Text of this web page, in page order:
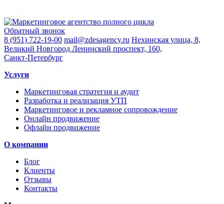
Обратный звонок
8 (951) 722-19-00 mail@zdesagency.ru Нехинская улица, 8,
Великий Новгород Ленинский проспект, 160,
Санкт-Петербург
Услуги
Маркетинговая стратегия и аудит
Разработка и реализация УТП
Маркетинговое и рекламное сопровождение
Онлайн продвижение
Офлайн продвижение
О компании
Блог
Клиенты
Отзывы
Контакты